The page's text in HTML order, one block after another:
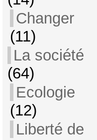
Changer
(11)
La société
(64)
Ecologie
(12)
Liberté de